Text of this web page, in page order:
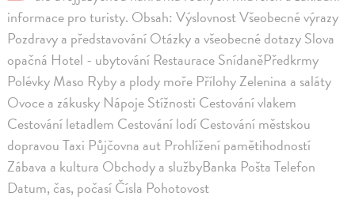
informace pro turisty. Obsah: Výslovnost Všeobecné výrazy
Pozdravy a představování Otázky a všeobecné dotazy Slova
opačná Hotel - ubytování Restaurace SnídaněPředkrmy
Polévky Maso Ryby a plody moře Přílohy Zelenina a saláty
Ovoce a zákusky Nápoje Stížnosti Cestování vlakem
Cestování letadlem Cestování lodí Cestování městskou
dopravou Taxi Půjčovna aut Prohlížení pamětihodností
Zábava a kultura Obchody a službyBanka Pošta Telefon
Datum, čas, počasí Čísla Pohotovost